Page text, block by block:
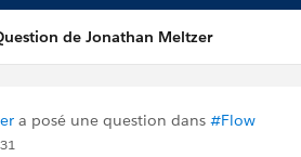
de Jonathan Meltzer
a posé une question dans #Flow